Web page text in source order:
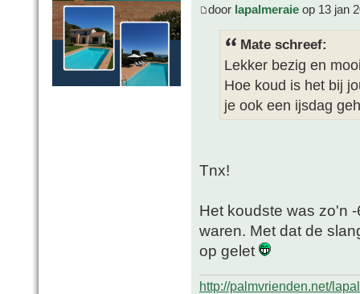
door lapalmeraie op 13 jan
Mate schreef:
Lekker bezig en
Hoe koud is het bij
je ook een ijsdag
Tnx!
Het koudste was zo'n
waren. Met dat de
op gelet
http://palmvrienden.net/